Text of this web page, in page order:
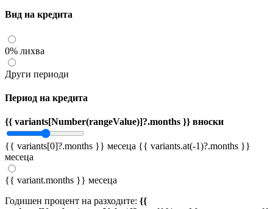
Вид на кредита
0% лихва
Други периоди
Период на кредита
{{ variants[Number(rangeValue)]?.months }} вноски
{{ variants[0]?.months }} месеца {{ variants.at(-1)?.months }}
месеца
{{ variant.months }} месеца
Годишен процент на разходите: {{